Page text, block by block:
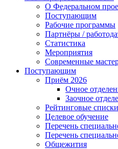
О Федеральном
Поступающим
Рабочие программы
Партнёры /
Статистика
Мероприятия
Современные
Поступающим
Приём 2026
Очное
Заочное
Рейтинговые списки
Целевое обучение
Перечень
Перечень
Общежития